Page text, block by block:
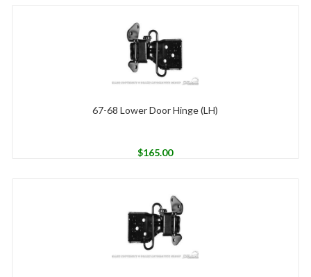
67-68 Lower Door Hinge (LH)
$165.00